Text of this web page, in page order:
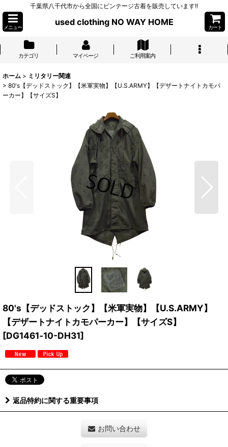
千葉県八千代市から全国にビンテージ古着を販売しています!!
メニュー
used clothing NO WAY HOME
カート
カテゴリ マイページ ご利用案内
ホーム > ミリタリー関連
> 80's【デッドストック】【米軍実物】【U.S.ARMY】【デザートナイトカモパ
ーカー】【サイズS】
80's【デッドストック】【米軍実物】【U.S.ARMY】
【デザートナイトカモパーカー】【サイズS】
[DG1461‐10-DH31]
返品特約に関する重要事項
お問い合わせ